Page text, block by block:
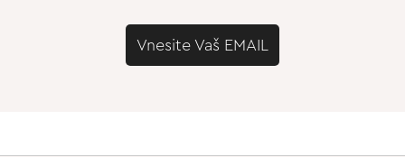
Vnesite Vaš EMAIL